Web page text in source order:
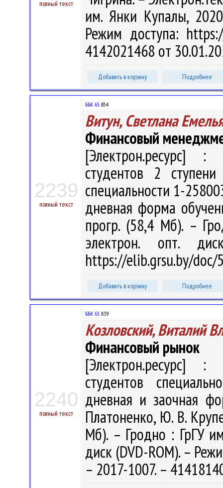
полный текст
им. Янки Купалы,
Режим доступа:
4142021468 от
Добавить в корзину Подробнее
2239
полный текст
ББК 65.В54
Витун, Светлана
Финансовый
[Электрон.ресурс] :
студентов 2
специальности 1-
дневная форма
прогр. (58,4 Мб). –
электрон. опт.
https://elib.grsu.by/doc/
Добавить в корзину Подробнее
2240
полный текст
ББК 65.К59
Козловский, Виталий
Финансовый рынок
[Электрон.ресурс] :
студентов
дневная и заочная
Платоненко, Ю. В.
Мб). – Гродно : ГрГУ
диск (DVD-ROM). –
– 2017-1007. –